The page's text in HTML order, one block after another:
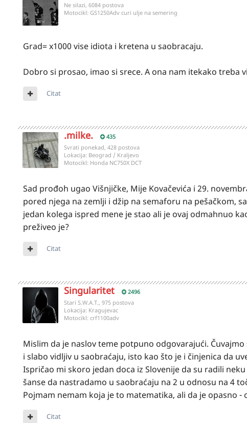
Ne silazi, 6084 postova
Motocikl: GS1250Adv curi ulje na semering
Grad= x1000 vise idiota i kretena u saobracaju.
Dobro si prosao, imao si srece. A ona nam itekako treba
Citat
.milke. 435
Svrati ponekad, 428 postova
Lokacija: Beograd / Kraljevo
Motocikl: Honda NC750X DCT
Sad prođoh ugao Višnjičke, Mije Kovačevića i 29.
pored njega na zemlji i džip na semaforu na pešačkom,
jedan kolega ispred mene je stao ali je ovaj odmahnuo
preživeo je?
Citat
Singularitet 2496
Stari S.W.A.T., 975 postova
Lokacija: Kragujevac
Motocikl: crf1100adv
Mislim da je naslov teme potpuno odgovarajući.
i slabo vidljiv u saobraćaju, isto kao što je i činjenica da
Ispričao mi skoro jedan doca iz Slovenije da su radili
šanse da nastradamo u saobraćaju na 2 u odnosu na 4
Pojmam nemam koja je to matematika, ali da je opasno -
Citat